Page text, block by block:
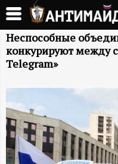
Перейти
основному
содержанию
А
Н
Т
И
М
Неспособные
конкурируют между
Telegram»